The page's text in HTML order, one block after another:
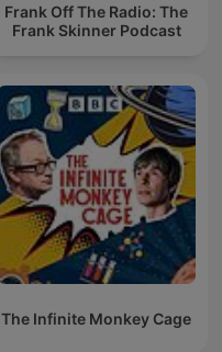
Frank Off The Radio: The
Frank Skinner Podcast
The Infinite Monkey Cage